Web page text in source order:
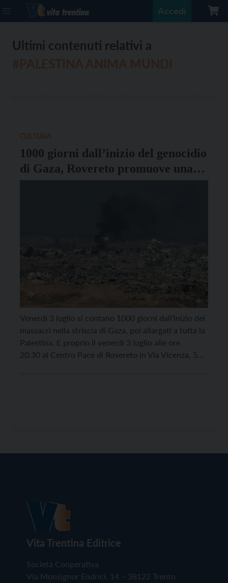
Accedi
Ultimi contenuti relativi a
1000 giorni dall’inizio del genocidio
di Gaza, Rovereto promuove una
serata di sensibilizzazione
Venerdì 3 luglio si contano 1000 giorni dall’inizio dei
massacri nella striscia di Gaza, poi allargati a tutta la
Palestina. E proprio il venerdì 3 luglio alle ore
20.30 al Centro Pace di Rovereto in Via Vicenza, 5
Vita Trentina Editrice
Società Cooperativa
Via Monsignor Endrici, 14 – 38122 Trento